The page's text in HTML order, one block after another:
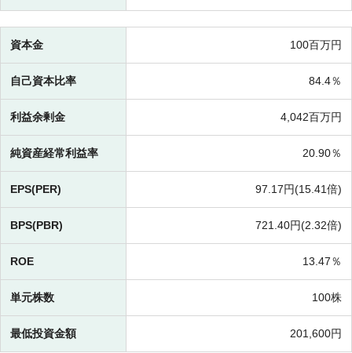
資本金 100百万円
自己資本比率 84.4％
利益余剰金 4,042百万円
純資産経常利益率 20.90％
EPS(PER) 97.17円(15.41倍)
BPS(PBR) 721.40円(2.32倍)
ROE 13.47％
単元株数 100株
最低投資金額 201,600円